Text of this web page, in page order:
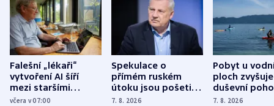
Falešní „lékaři“
vytvoření AI šíří
mezi staršími
Poláky nebezpečné
včera v 07:00
Spekulace o
přímém ruském
útoku jsou pošetilé,
míní estonský
7. 8. 2026
Pobyt u
ploch zvyšuje
duševní
ukázala
7. 8. 2026